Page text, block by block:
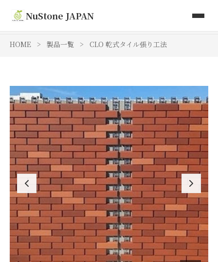
NuStone JAPAN
Toki Artisan Tiles
お問い合わせ
HOME > 製品一覧 > CLO 乾式タイル張り工法